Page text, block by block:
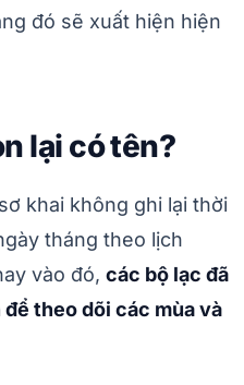
đó sẽ xuất hiện hiện
lại có tên?
khai không ghi lại thời
tháng theo lịch
vào đó, các bộ lạc đã
theo dõi các mùa và